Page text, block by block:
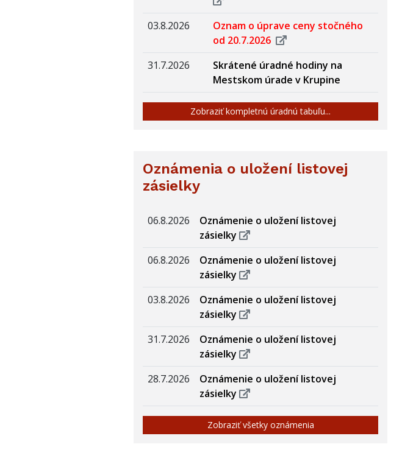
03.8.2026
Oznam o úprave ceny stočného
od 20.7.2026
31.7.2026
Skrátené úradné hodiny na
Mestskom úrade v Krupine
Zobraziť kompletnú úradnú tabuľu...
Oznámenia o uložení listovej
zásielky
06.8.2026
Oznámenie o uložení listovej
zásielky
06.8.2026
Oznámenie o uložení listovej
zásielky
03.8.2026
Oznámenie o uložení listovej
zásielky
31.7.2026
Oznámenie o uložení listovej
zásielky
28.7.2026
Oznámenie o uložení listovej
zásielky
Zobraziť všetky oznámenia